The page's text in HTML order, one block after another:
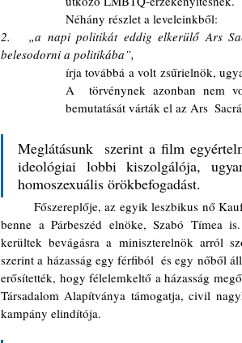
Néhány részlet a leveleinkből:
2.   „a napi politikát eddig elkerülő Ars
belesodorni a politikába”,
írja továbbá a volt zsűrielnök,
A  törvénynek azonban nem
bemutatását várták el az Ars
Meglátásunk  szerint a film
ideológiai lobbi kiszolgálója,
homoszexuális örökbefogadást.
benne a Párbeszéd elnöke, Szabó Tímea
kerültek bevágásra a miniszterelnök arról
szerint a házasság egy férfiból  és egy nőből
erősítették, hogy félelemkeltő a házasság
Társadalom Alapítványa támogatja, civil
kampány elindítója.